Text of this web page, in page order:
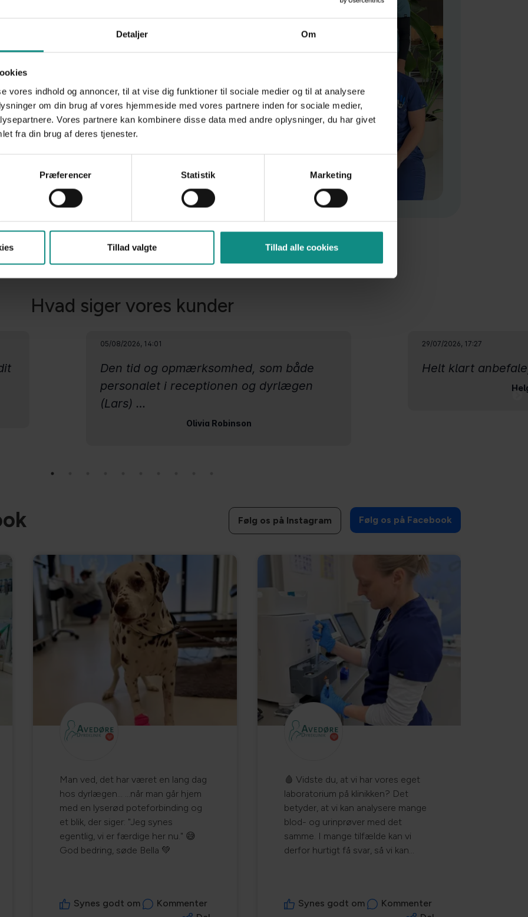
Detaljer Om
vores indhold og annoncer, til at vise dig funktioner til sociale medier og til at analysere
om din brug af vores hjemmeside med vores partnere inden for sociale medier,
Vores partnere kan kombinere disse data med andre oplysninger, du har givet
fra din brug af deres tjenester.
Præferencer Statistik Marketing
Tillad valgte Tillad alle cookies
og rummelig
og katte og
inkl. et
og
kundemøder og
Hvad siger vores kunder
Følg os på Instagram Følg os på Facebook
Man ved, det har været en lang dag
hos dyrlægen... ...når man går hjem
med en lyserød poteforbinding og
et blik, der siger: "Jeg synes
egentlig, vi er færdige her nu." 😅
God bedring, søde Bella 💚
Synes godt om
Kommenter
🩸 Vidste du, at vi har vores eget
laboratorium på klinikken? Det
betyder, at vi kan analysere mange
blod- og urinprøver med det
samme. I mange tilfælde kan vi
derfor hurtigt få svar, så vi kan
stor forskel 🐾💚
Synes godt om
Kommenter